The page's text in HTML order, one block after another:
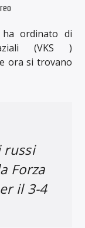
ordinato di
(VKS )
ora si trovano
russi
Forza
il 3-4